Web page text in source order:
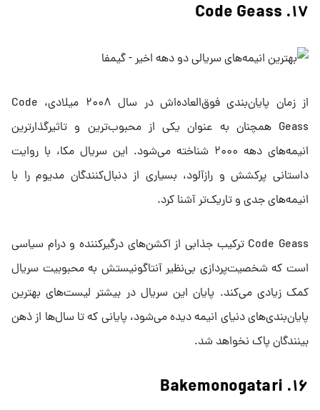
۱۷. Code Geass
از زمان پایان‌بندی فوق‌العاده‌اش در سال ۲۰۰۸ میلادی، Code
Geass همچنان به عنوان یکی از محبوب‌ترین و تاثیرگذارترین
انیمه‌های دهه ۲۰۰۰ شناخته می‌شود. این سریال مکا، با روایت
داستانی پرکشش و رازآلود، بسیاری از دنبال‌کنندگان مدیوم را با
انیمه‌های جدی و تاریک‌تر آشنا کرد.
Code Geass ترکیب جذابی از اکشن‌های درگیرکننده و درام سیاسی
است که شخصیت‌پردازی بی‌نظیر آنتاگونیستش به محبوبیت سریال
کمک زیادی می‌کند. پایان این سریال در بیشتر لیست‌های بهترین
پایان‌بندی‌های دنیای انیمه دیده می‌شود، پایانی که تا سال‌ها از ذهن
بینندگان پاک نخواهد شد.
۱۶. Bakemonogatari